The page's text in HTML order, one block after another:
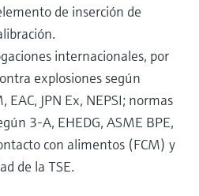
de inserción de
internacionales, por
explosiones según
EAC, JPN Ex, NEPSI; normas
3-A, EHEDG, ASME BPE,
con alimentos (FCM) y
de la TSE.